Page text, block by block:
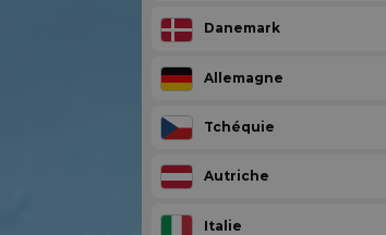
Danemark
Allemagne
Tchéquie
Autriche
Italie